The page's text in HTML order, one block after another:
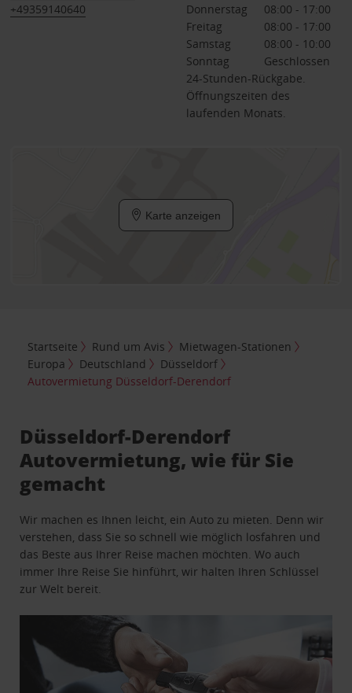
+49359140640
Donnerstag
08:00 - 17:00
Freitag
08:00 - 17:00
Samstag
08:00 - 10:00
Sonntag
Geschlossen
24-Stunden-Rückgabe.
Öffnungszeiten des
laufenden Monats.
Karte anzeigen
Startseite Rund um Avis
Mietwagen-Stationen
Europa
Deutschland
Düsseldorf
Autovermietung Düsseldorf-Derendorf
Düsseldorf-Derendorf
Autovermietung, wie für Sie
gemacht
Wir machen es Ihnen leicht, ein Auto zu mieten. Denn wir
verstehen, dass Sie so schnell wie möglich losfahren und
das Beste aus Ihrer Reise machen möchten. Wo auch
immer Ihre Reise Sie hinführt, wir halten Ihren Schlüssel
zur Welt bereit.